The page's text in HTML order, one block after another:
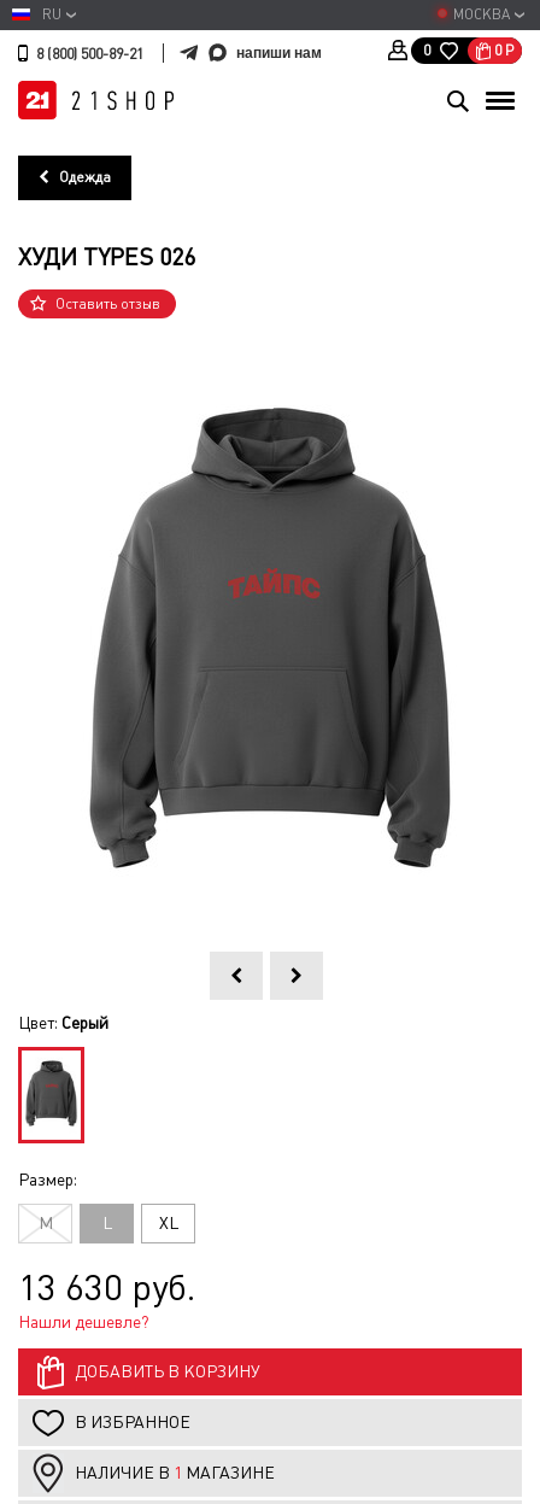
МОСКВА
RU
8 (800) 500-89-21 напиши нам 0 0 Р
Одежда
ХУДИ TYPES 026
Оставить отзыв
Цвет: Серый
Размер:
M L XL
13 630 руб.
Нашли дешевле?
ДОБАВИТЬ В КОРЗИНУ
В ИЗБРАННОЕ
НАЛИЧИЕ В 1 МАГАЗИНЕ